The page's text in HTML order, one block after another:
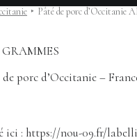
Pâté de porc d’Occitanie
GRAMMES
porc d’Occitanie –
ici : https://nou-09.fr/